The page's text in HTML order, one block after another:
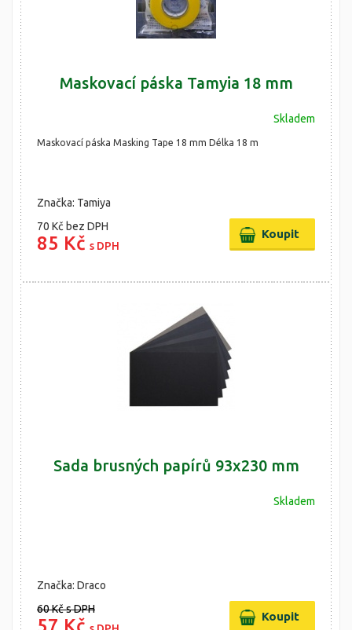
Maskovací páska Tamyia 18 mm
Skladem
Maskovací páska Masking Tape 18 mm Délka 18 m
Značka: Tamiya
70 Kč bez DPH
85 Kč s DPH
Sada brusných papírů 93x230 mm
Skladem
Značka: Draco
60 Kčs DPH
57 Kč